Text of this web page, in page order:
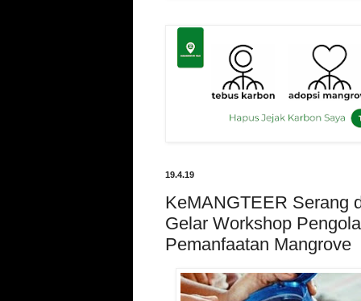
19.4.19
KeMANGTEER Serang
Gelar Workshop
Pemanfaatan Mangrove